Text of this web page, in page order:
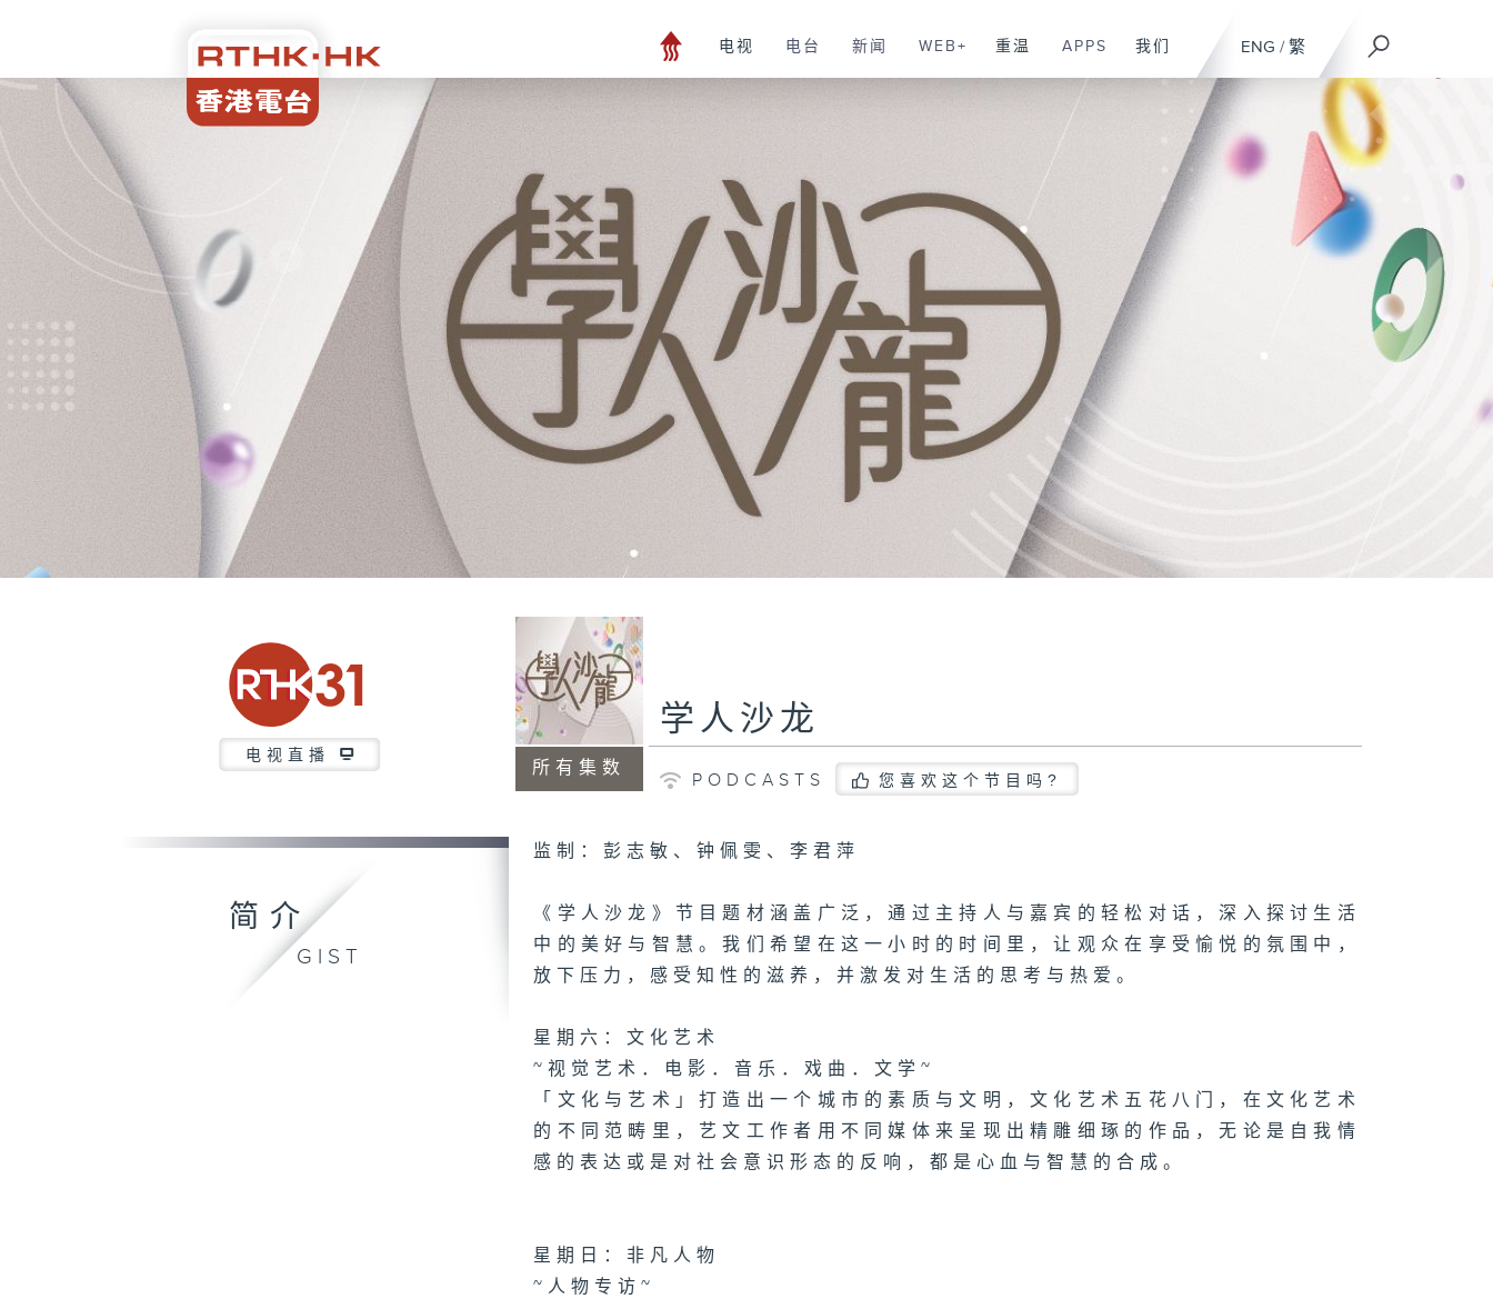
ENG / 繁
电视 电台 新闻 WEB+ 重温 APPS 我们
电视直播
所有集数
学人沙龙
PODCASTS 您喜欢这个节目吗?
简介
GIST
监制：彭志敏、钟佩雯、李君萍
《学人沙龙》节目题材涵盖广泛，通过主持人与嘉宾的轻松对话，深入探讨生活
中的美好与智慧。我们希望在这一小时的时间里，让观众在享受愉悦的氛围中，
放下压力，感受知性的滋养，并激发对生活的思考与热爱。
星期六：文化艺术
~视觉艺术．电影．音乐．戏曲．文学~
「文化与艺术」打造出一个城市的素质与文明，文化艺术五花八门，在文化艺术
的不同范畴里，艺文工作者用不同媒体来呈现出精雕细琢的作品，无论是自我情
感的表达或是对社会意识形态的反响，都是心血与智慧的合成。
星期日：非凡人物
~人物专访~